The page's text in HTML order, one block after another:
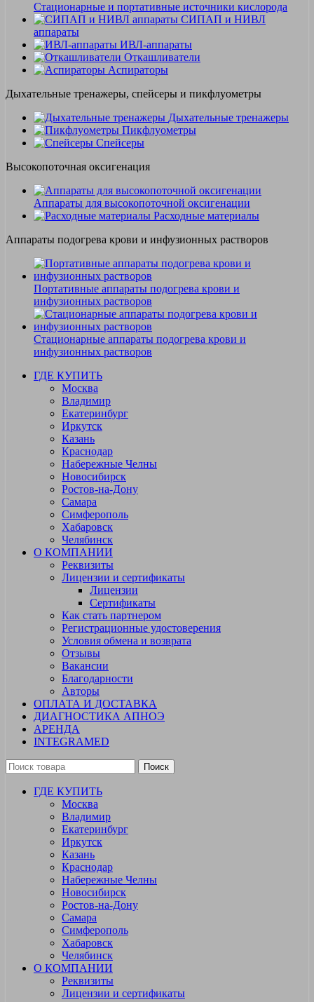
Стационарные и портативные источники кислорода
СИПАП и НИВЛ
аппараты
ИВЛ-аппараты
Откашливатели
Аспираторы
Дыхательные тренажеры, спейсеры и пикфлуометры
Дыхательные тренажеры
Пикфлуометры
Спейсеры
Высокопоточная оксигенация
Аппараты для высокопоточной оксигенации
Расходные материалы
Аппараты подогрева крови и инфузионных растворов
Портативные аппараты подогрева крови и
инфузионных растворов
Стационарные аппараты подогрева крови и
инфузионных растворов
ГДЕ КУПИТЬ
Москва
Владимир
Екатеринбург
Иркутск
Казань
Краснодар
Набережные Челны
Новосибирск
Ростов-на-Дону
Самара
Симферополь
Хабаровск
Челябинск
О КОМПАНИИ
Реквизиты
Лицензии и сертификаты
Лицензии
Сертификаты
Как стать партнером
Регистрационные удостоверения
Условия обмена и возврата
Отзывы
Вакансии
Благодарности
Авторы
ОПЛАТА И ДОСТАВКА
ДИАГНОСТИКА АПНОЭ
АРЕНДА
INTEGRAMED
Поиск
ГДЕ КУПИТЬ
Москва
Владимир
Екатеринбург
Иркутск
Казань
Краснодар
Набережные Челны
Новосибирск
Ростов-на-Дону
Самара
Симферополь
Хабаровск
Челябинск
О КОМПАНИИ
Реквизиты
Лицензии и сертификаты